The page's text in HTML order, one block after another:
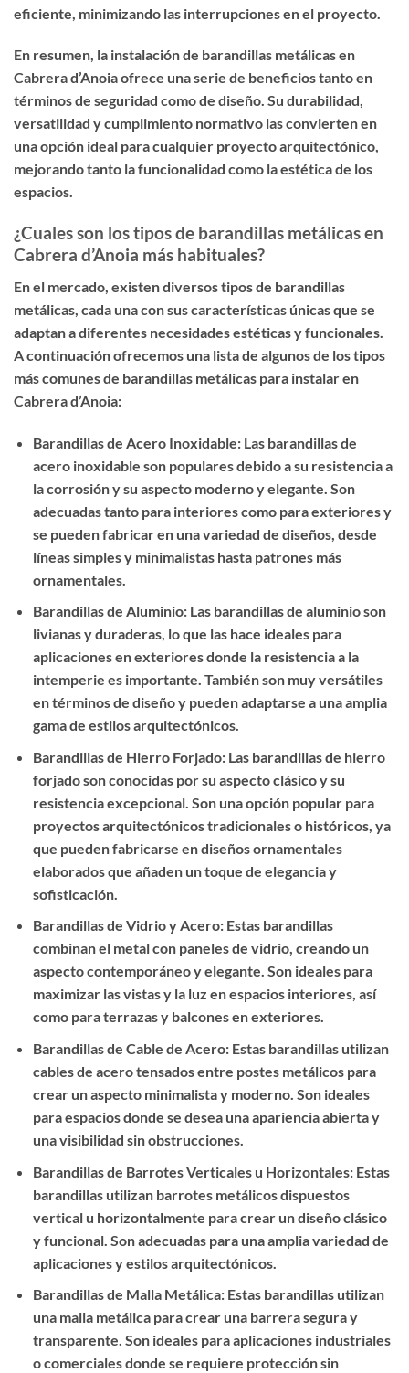
eficiente, minimizando las interrupciones en el proyecto.
En resumen, la instalación de barandillas metálicas en
Cabrera d’Anoia ofrece una serie de beneficios tanto en
términos de seguridad como de diseño. Su durabilidad,
versatilidad y cumplimiento normativo las convierten en
una opción ideal para cualquier proyecto arquitectónico,
mejorando tanto la funcionalidad como la estética de los
espacios.
¿Cuales son los tipos de barandillas metálicas en
Cabrera d’Anoia más habituales?
En el mercado, existen diversos tipos de barandillas
metálicas, cada una con sus características únicas que se
adaptan a diferentes necesidades estéticas y funcionales.
A continuación ofrecemos una lista de algunos de los tipos
más comunes de barandillas metálicas para instalar en
Cabrera d’Anoia:
Barandillas de Acero Inoxidable: Las barandillas de
acero inoxidable son populares debido a su resistencia a
la corrosión y su aspecto moderno y elegante. Son
adecuadas tanto para interiores como para exteriores y
se pueden fabricar en una variedad de diseños, desde
líneas simples y minimalistas hasta patrones más
ornamentales.
Barandillas de Aluminio: Las barandillas de aluminio son
livianas y duraderas, lo que las hace ideales para
aplicaciones en exteriores donde la resistencia a la
intemperie es importante. También son muy versátiles
en términos de diseño y pueden adaptarse a una amplia
gama de estilos arquitectónicos.
Barandillas de Hierro Forjado: Las barandillas de hierro
forjado son conocidas por su aspecto clásico y su
resistencia excepcional. Son una opción popular para
proyectos arquitectónicos tradicionales o históricos, ya
que pueden fabricarse en diseños ornamentales
elaborados que añaden un toque de elegancia y
sofisticación.
Barandillas de Vidrio y Acero: Estas barandillas
combinan el metal con paneles de vidrio, creando un
aspecto contemporáneo y elegante. Son ideales para
maximizar las vistas y la luz en espacios interiores, así
como para terrazas y balcones en exteriores.
Barandillas de Cable de Acero: Estas barandillas utilizan
cables de acero tensados entre postes metálicos para
crear un aspecto minimalista y moderno. Son ideales
para espacios donde se desea una apariencia abierta y
una visibilidad sin obstrucciones.
Barandillas de Barrotes Verticales u Horizontales: Estas
barandillas utilizan barrotes metálicos dispuestos
vertical u horizontalmente para crear un diseño clásico
y funcional. Son adecuadas para una amplia variedad de
aplicaciones y estilos arquitectónicos.
Barandillas de Malla Metálica: Estas barandillas utilizan
una malla metálica para crear una barrera segura y
transparente. Son ideales para aplicaciones industriales
o comerciales donde se requiere protección sin